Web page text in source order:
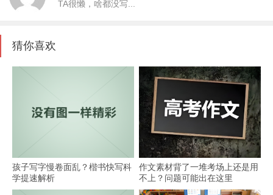
TA很懒，啥都没写...
猜你喜欢
孩子写字慢卷面乱？楷书快写科
学提速解析
作文素材背了一堆考场上还是用
不上？问题可能出在这里